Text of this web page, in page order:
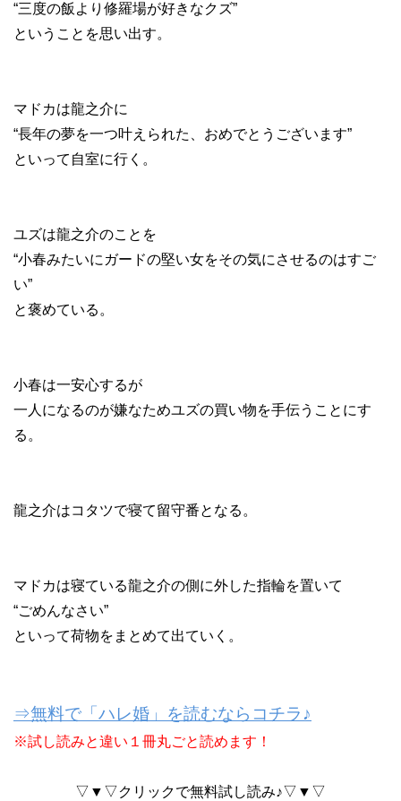
“三度の飯より修羅場が好きなクズ”
ということを思い出す。
マドカは龍之介に
“長年の夢を一つ叶えられた、おめでとうございます”
といって自室に行く。
ユズは龍之介のことを
“小春みたいにガードの堅い女をその気にさせるのはすご
い”
と褒めている。
小春は一安心するが
一人になるのが嫌なためユズの買い物を手伝うことにす
る。
龍之介はコタツで寝て留守番となる。
マドカは寝ている龍之介の側に外した指輪を置いて
“ごめんなさい”
といって荷物をまとめて出ていく。
⇒無料で「ハレ婚」を読むならコチラ♪
※試し読みと違い１冊丸ごと読めます！
▽▼▽クリックで無料試し読み♪▽▼▽